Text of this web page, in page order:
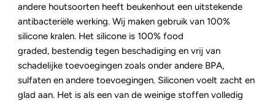
andere houtsoorten heeft beukenhout een uitstekende
antibacteriële werking. Wij maken gebruik van 100%
silicone kralen. Het silicone is 100% food
graded, bestendig tegen beschadiging en vrij van
schadelijke toevoegingen zoals onder andere BPA,
sulfaten en andere toevoegingen. Siliconen voelt zacht en
glad aan. Het is als een van de weinige stoffen volledig